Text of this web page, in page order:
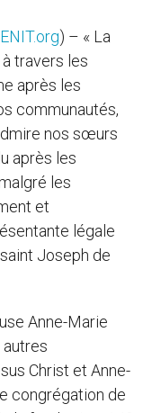
) – « La
travers les
après les
communautés,
nos sœurs
après les
les
et
légale
Joseph de
Anne-Marie
Christ et Anne-
congrégation de